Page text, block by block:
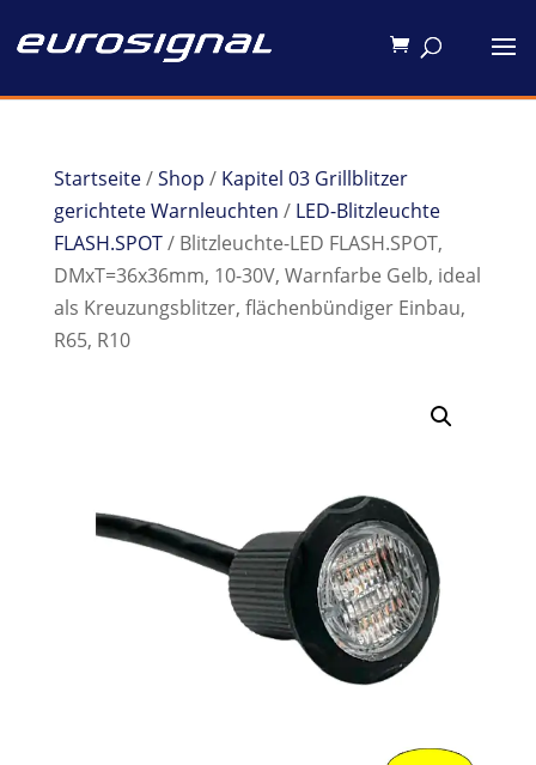
Startseite/Shop / Kapitel 03 Grillblitzer
gerichtete Warnleuchten / LED-Blitzleuchte
FLASH.SPOT/ Blitzleuchte-LED FLASH.SPOT,
DMxT=36x36mm, 10-30V, Warnfarbe Gelb, ideal
als Kreuzungsblitzer, flächenbündiger Einbau,
R65, R10